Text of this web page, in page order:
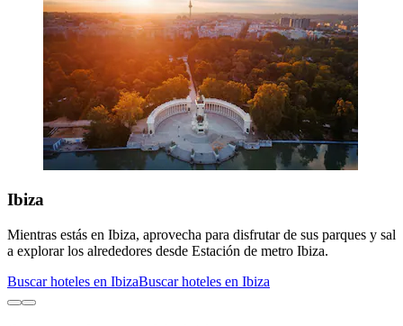
Ibiza
Mientras estás en Ibiza, aprovecha para disfrutar de sus parques y sal
a explorar los alrededores desde Estación de metro Ibiza.
Buscar hoteles en IbizaBuscar hoteles en Ibiza